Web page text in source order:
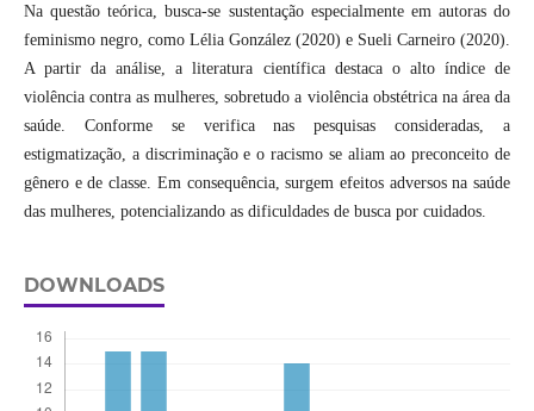
Na questão teórica, busca-se sustentação especialmente em autoras do
feminismo negro, como Lélia González (2020) e Sueli Carneiro (2020).
A partir da análise, a literatura científica destaca o alto índice de
violência contra as mulheres, sobretudo a violência obstétrica na área da
saúde. Conforme se verifica nas pesquisas consideradas, a
estigmatização, a discriminação e o racismo se aliam ao preconceito de
gênero e de classe. Em consequência, surgem efeitos adversos na saúde
das mulheres, potencializando as dificuldades de busca por cuidados.
DOWNLOADS